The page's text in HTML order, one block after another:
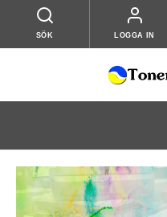
SÖK LOGGA IN